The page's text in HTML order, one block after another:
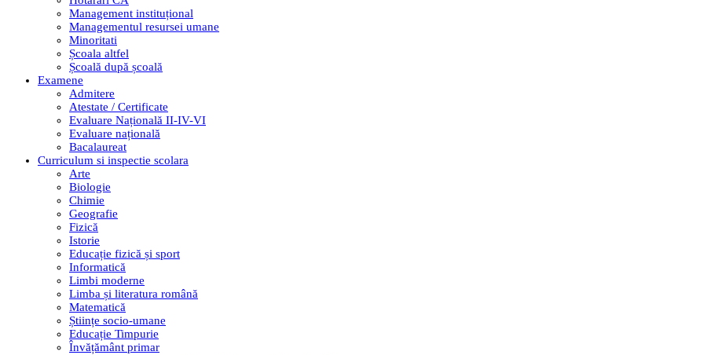
Management instituțional
Managementul resursei umane
Minoritati
Școala altfel
Școală după școală
Examene
Admitere
Atestate / Certificate
Evaluare Națională II-IV-VI
Evaluare națională
Bacalaureat
Curriculum si inspectie scolara
Arte
Biologie
Chimie
Geografie
Fizică
Istorie
Educație fizică și sport
Informatică
Limbi moderne
Limba și literatura română
Matematică
Științe socio-umane
Educație Timpurie
Învățământ primar